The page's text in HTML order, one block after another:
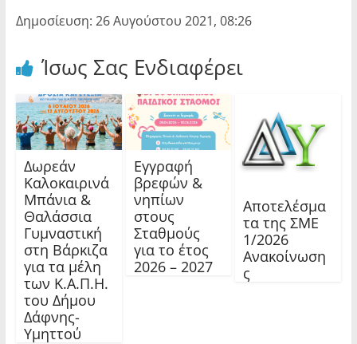
Δημοσίευση: 26 Αυγούστου 2021, 08:26
Ίσως Σας Ενδιαφέρει
Δωρεάν
Καλοκαιρινά
Μπάνια &
Θαλάσσια
Γυμναστική
στη Βάρκιζα
για τα μέλη
των Κ.Α.Π.Η.
του Δήμου
Δάφνης-
Υμηττού
Εγγραφή
βρεφών &
νηπίων
στους
Σταθμούς
για το έτος
2026 – 2027
Αποτελέσμα
τα της ΣΜΕ
1/2026
Ανακοίνωση
ς